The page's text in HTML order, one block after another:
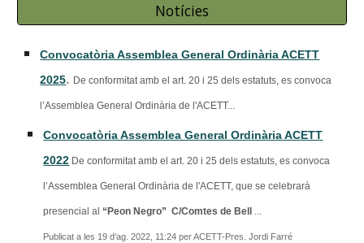
Notícies
Convocatòria Assemblea General Ordinària ACETT
2025. De conformitat amb el art. 20 i 25 dels estatuts, es convoca
l’Assemblea General Ordinària de l'ACETT...
Convocatòria Assemblea General Ordinària ACETT
2022 De conformitat amb el art. 20 i 25 dels estatuts, es convoca
l’Assemblea General Ordinària de l'ACETT, que se celebrarà
presencial al “Peon Negro” C/Comtes de Bell ...
Publicat a les 19 d’ag. 2022, 11:24 per ACETT-Pres. Jordi Farré